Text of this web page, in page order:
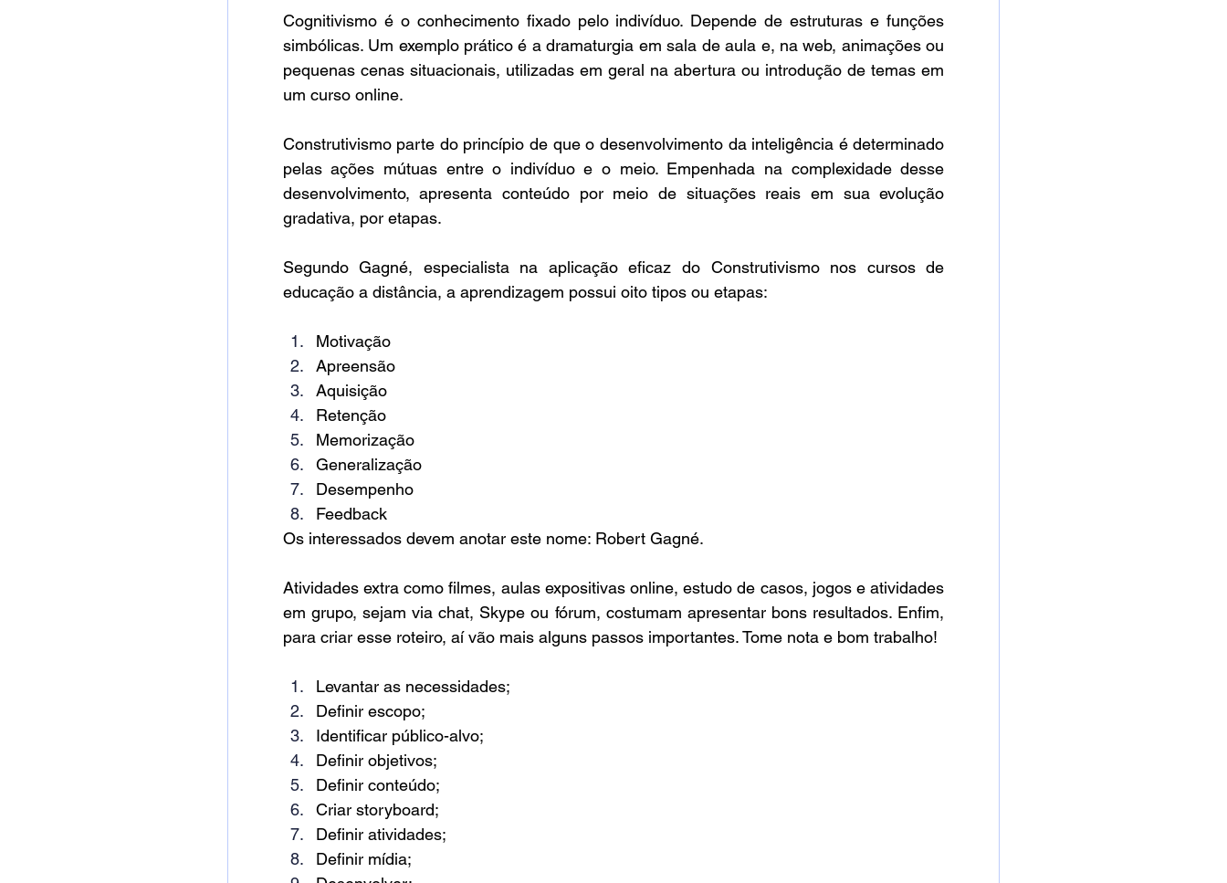
Cognitivismo é o conhecimento fixado pelo indivíduo. Depende de estruturas e funções
simbólicas. Um exemplo prático é a dramaturgia em sala de aula e, na web, animações ou
pequenas cenas situacionais, utilizadas em geral na abertura ou introdução de temas em
um curso online.
Construtivismo parte do princípio de que o desenvolvimento da inteligência é determinado
pelas ações mútuas entre o indivíduo e o meio. Empenhada na complexidade desse
desenvolvimento, apresenta conteúdo por meio de situações reais em sua evolução
gradativa, por etapas.
Segundo Gagné, especialista na aplicação eficaz do Construtivismo nos cursos de
educação a distância, a aprendizagem possui oito tipos ou etapas:
Motivação
Apreensão
Aquisição
Retenção
Memorização
Generalização
Desempenho
Feedback
Os interessados devem anotar este nome: Robert Gagné.
Atividades extra como filmes, aulas expositivas online, estudo de casos, jogos e atividades
em grupo, sejam via chat, Skype ou fórum, costumam apresentar bons resultados. Enfim,
para criar esse roteiro, aí vão mais alguns passos importantes. Tome nota e bom trabalho!
Levantar as necessidades;
Definir escopo;
Identificar público-alvo;
Definir objetivos;
Definir conteúdo;
Criar storyboard;
Definir atividades;
Definir mídia;